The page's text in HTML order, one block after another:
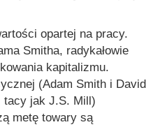
opartej na pracy.
Smitha, radykałowie
kapitalizmu.
(Adam Smith i David
tacy jak J.S. Mill)
metę towary są